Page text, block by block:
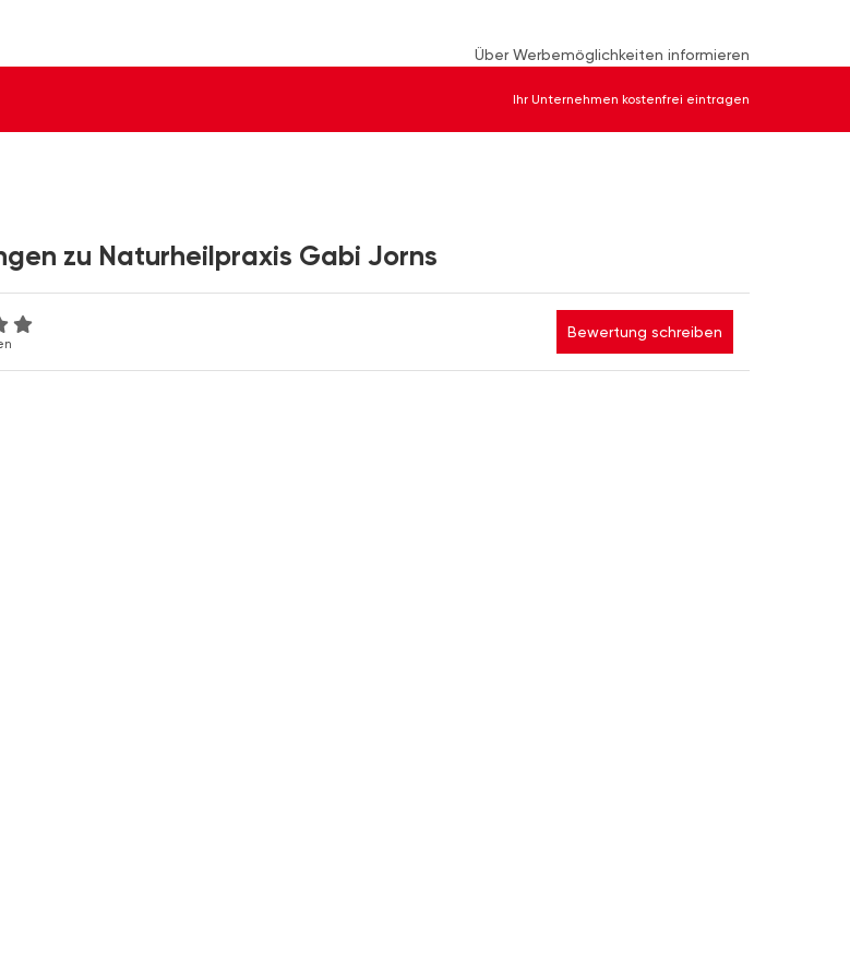
Über Werbemöglichkeiten informieren
Ihr Unternehmen kostenfrei eintragen
zu Naturheilpraxis Gabi Jorns
Bewertung schreiben